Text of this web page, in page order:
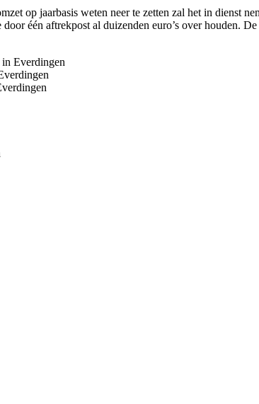
op jaarbasis weten neer te zetten zal het in dienst
één aftrekpost al duizenden euro’s over houden.
Everdingen